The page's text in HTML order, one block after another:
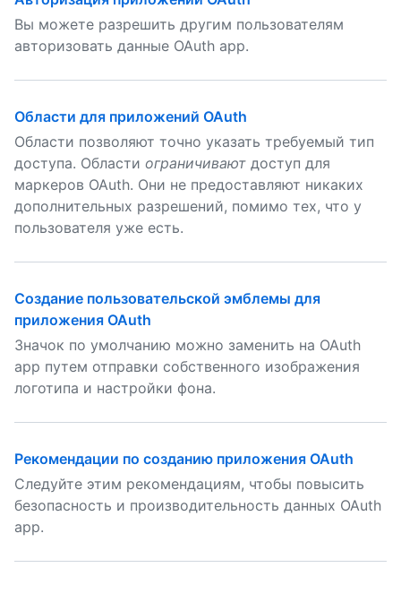
Вы можете разрешить другим пользователям
авторизовать данные OAuth app.
Области для приложений OAuth
Области позволяют точно указать требуемый тип
доступа. Области ограничивают доступ для
маркеров OAuth. Они не предоставляют никаких
дополнительных разрешений, помимо тех, что у
пользователя уже есть.
Создание пользовательской эмблемы для
приложения OAuth
Значок по умолчанию можно заменить на OAuth
app путем отправки собственного изображения
логотипа и настройки фона.
Рекомендации по созданию приложения OAuth
Следуйте этим рекомендациям, чтобы повысить
безопасность и производительность данных OAuth
app.